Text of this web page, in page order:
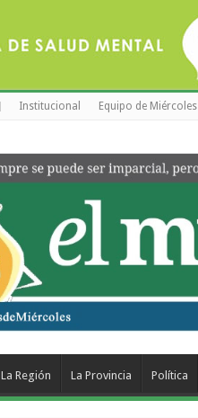
Institucional Equipo de Miércoles
La Región La Provincia Política